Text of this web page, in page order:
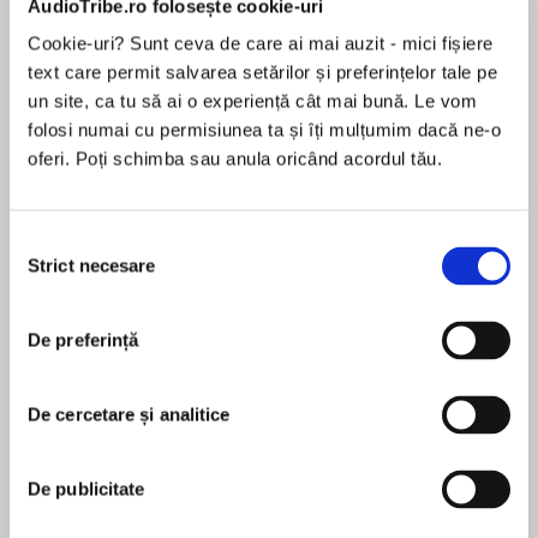
AudioTribe.ro folosește cookie-uri
Cookie-uri? Sunt ceva de care ai mai auzit - mici fișiere
text care permit salvarea setărilor și preferințelor tale pe
un site, ca tu să ai o experiență cât mai bună. Le vom
folosi numai cu permisiunea ta și îți mulțumim dacă ne-o
oferi. Poți schimba sau anula oricând acordul tău.
consimțământului
Strict necesare
De preferință
De cercetare și analitice
De publicitate
Desprecarte
Betrayal. Conspiracy. Murder. Jack Higgins is
famous Russian writer and ex-paratrooper
disappear into the West. However he is under
no illusions about how the news will be greeted
countrymen die mysteriously at the hands of
the thuggish Russian security services, so he
makes elaborate plans with Charles Ferguson,
Sean Dillon and the rest of the group known
pentru această carte
Jack Higgins lived in Belfast till the age of twelve.